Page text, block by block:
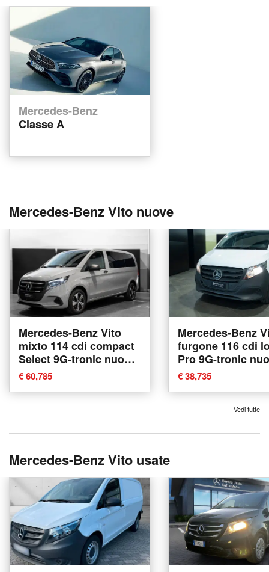
Mercedes-Benz
Classe A
Mercedes-Benz Vito nuove
Mercedes-Benz Vito
mixto 114 cdi compact
Select 9G-tronic nuova
a Ancona
€ 60,785
Mercedes-Benz
furgone 116 cdi
Pro 9G-tronic
Ancona
€ 38,735
Vedi tutte
Mercedes-Benz Vito usate